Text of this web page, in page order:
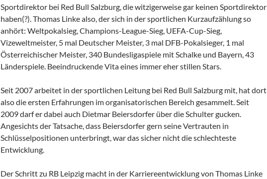
Sportdirektor bei Red Bull Salzburg, die witzigerweise gar keinen Sportdirektor
haben(?). Thomas Linke also, der sich in der sportlichen Kurzaufzählung so
anhört: Weltpokalsieg, Champions-League-Sieg, UEFA-Cup-Sieg,
Vizeweltmeister, 5 mal Deutscher Meister, 3 mal DFB-Pokalsieger, 1 mal
Österreichischer Meister, 340 Bundesligaspiele mit Schalke und Bayern, 43
Länderspiele. Beeindruckende Vita eines immer eher stillen Stars.
Seit 2007 arbeitet in der sportlichen Leitung bei Red Bull Salzburg mit, hat dort
also die ersten Erfahrungen im organisatorischen Bereich gesammelt. Seit
2009 darf er dabei auch Dietmar Beiersdorfer über die Schulter gucken.
Angesichts der Tatsache, dass Beiersdorfer gern seine Vertrauten in
Schlüsselpositionen unterbringt, war das sicher nicht die schlechteste
Entwicklung.
Der Schritt zu RB Leipzig macht in der Karriereentwicklung von Thomas Linke